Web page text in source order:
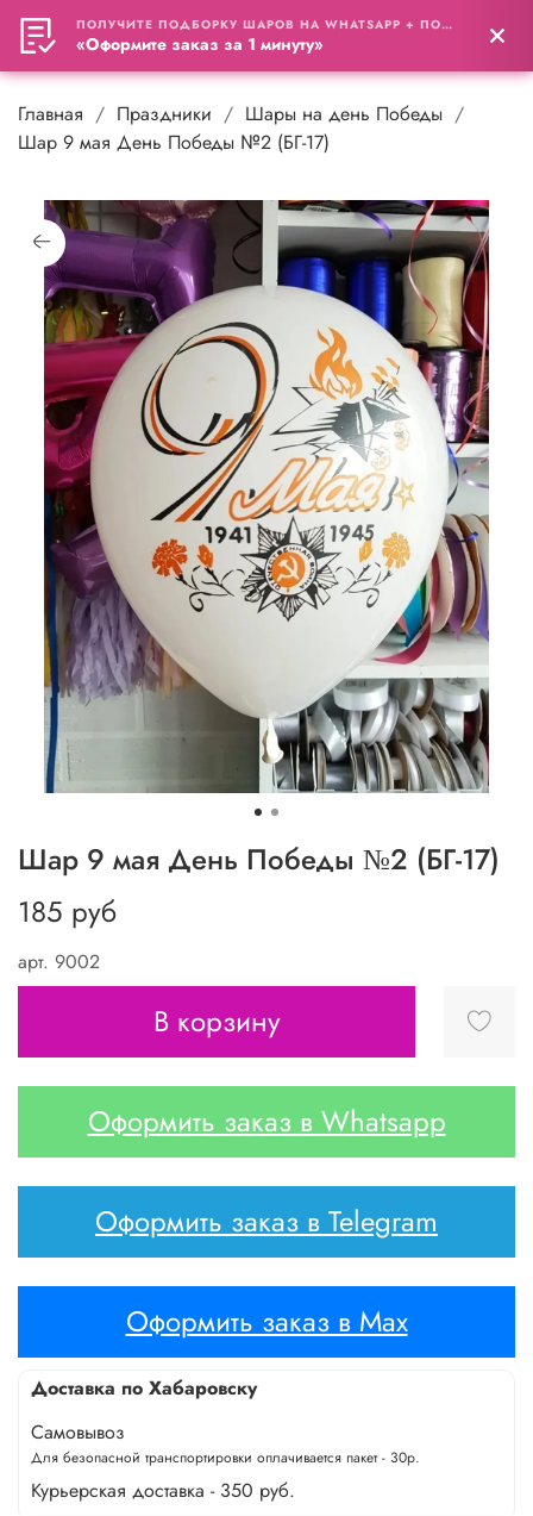
0
Главная Праздники
Шары на день Победы
Шар 9 мая День Победы №2 (БГ-17)
арт. 9002
Шар 9 мая День Победы №2 (БГ-17)
185 руб
В корзину
Оформить заказ в Whatsapp
Оформить заказ в Telegram
Оформить заказ в Max
Доставка по Хабаровску
Самовывоз
Для безопасной транспортировки оплачивается пакет - 30р.
Курьерская доставка - 350 руб.
ПОЛУЧИТЕ ПОДБОРКУ ШАРОВ НА WHATSAPP + ПОДАРОК
«Оформите заказ за 1 минуту»